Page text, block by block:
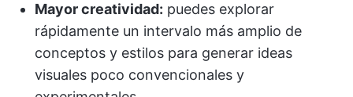
Mayor creatividad: puedes explorar
rápidamente un intervalo más amplio de
conceptos y estilos para generar ideas
visuales poco convencionales y